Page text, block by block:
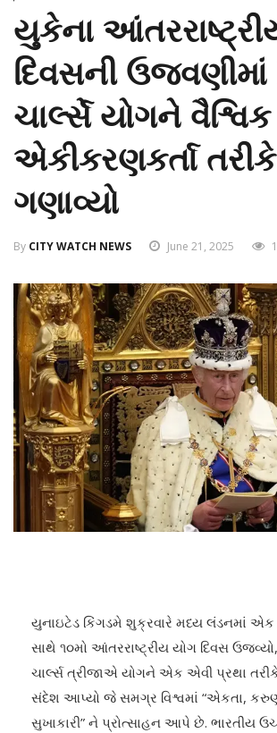
યુકેના
દિવસની ઉજવણીમાં
ચાર્લ્સે યોગને વૈશ્વિક
એકીકરણકર્તા તરીકે
ગણાવ્યો
By CITY WATCH NEWS June 21, 2025
યુનાઇટેડ કિંગડમે શુક્રવારે મધ્ય લંડનમાં એક
સાથે ૧૦મો આંતરરાષ્ટ્રીય યોગ દિવસ
ચાર્લ્સ ત્રીજાએ યોગને એક એવી પ્રથા
સંદેશ આપ્યો જે સમગ્ર વિશ્વમાં “એકતા,
સુખાકારી” ને પ્રોત્સાહન આપે છે. ભારતીય